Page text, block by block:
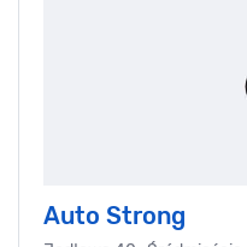
Auto Strong